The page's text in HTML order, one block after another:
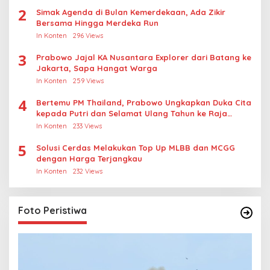
2
Simak Agenda di Bulan Kemerdekaan, Ada Zikir
Bersama Hingga Merdeka Run
In Konten 296 Views
3
Prabowo Jajal KA Nusantara Explorer dari Batang ke
Jakarta, Sapa Hangat Warga
In Konten 259 Views
4
Bertemu PM Thailand, Prabowo Ungkapkan Duka Cita
kepada Putri dan Selamat Ulang Tahun ke Raja
Thailand
In Konten 233 Views
5
Solusi Cerdas Melakukan Top Up MLBB dan MCGG
dengan Harga Terjangkau
In Konten 232 Views
Foto Peristiwa